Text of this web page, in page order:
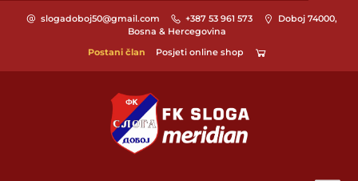
slogadoboj50@gmail.com +387 53 961 573
Doboj 74000,
Bosna & Hercegovina
Postani član
Posjeti online shop